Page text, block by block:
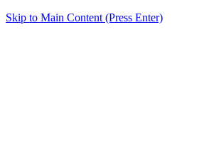
Skip to Main Content (Press Enter)